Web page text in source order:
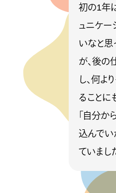
初の1年
ュニケー
いなと思
が、後の
し、何よ
ることに
「自分か
込んでい
ていまし